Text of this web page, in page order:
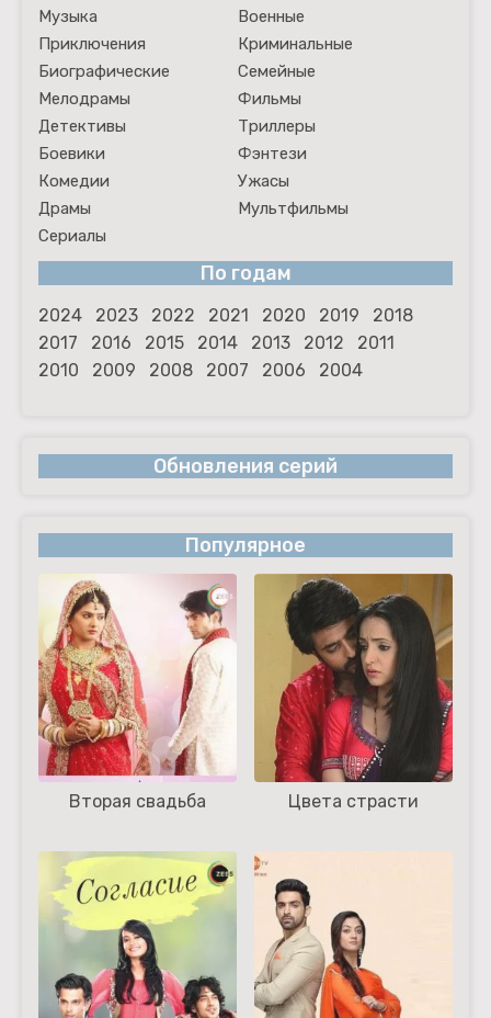
Музыка
Военные
Приключения
Криминальные
Биографические
Семейные
Мелодрамы
Фильмы
Детективы
Триллеры
Боевики
Фэнтези
Комедии
Ужасы
Драмы
Мультфильмы
Сериалы
По годам
2024 2023 2022 2021 2020 2019
2018
2017
2016 2015 2014 2013 2012
2011
2010
2009 2008 2007 2006 2004
Обновления серий
Популярное
Вторая свадьба Цвета страсти